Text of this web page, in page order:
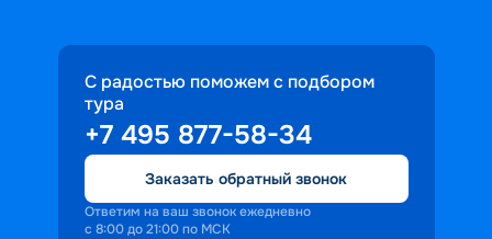
С радостью поможем с подбором
тура
+7 495 877-58-34
Заказать обратный звонок
Ответим на ваш звонок ежедневно
с 8:00 до 21:00 по МСК